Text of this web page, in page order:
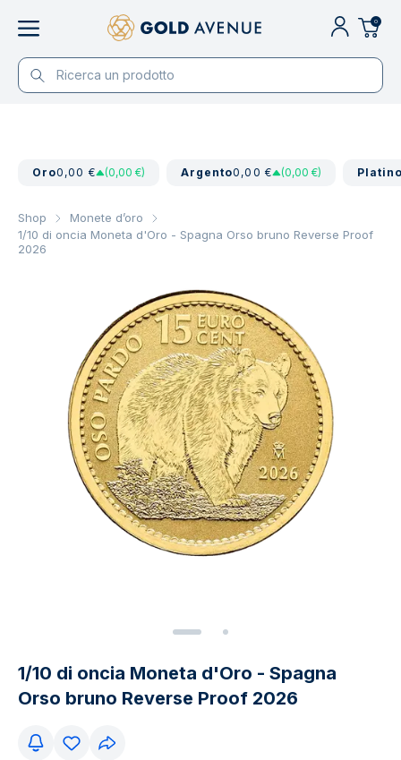
0
Oro0,00 € (0,00 €) Argento0,00 € (0,00 €)
Shop
Monete d’oro
1/10 di oncia Moneta d'Oro - Spagna Orso bruno Reverse Proof
2026
1/10 di oncia Moneta d'Oro - Spagna
Orso bruno Reverse Proof 2026